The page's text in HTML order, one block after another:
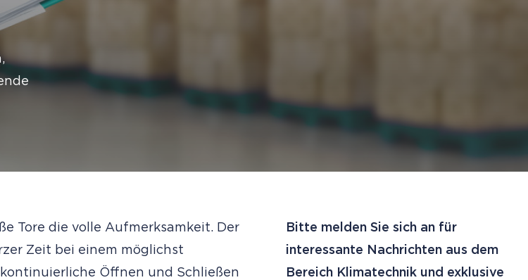
Bitte melden Sie sich an für
interessante Nachrichten aus dem
Bereich Klimatechnik und exklusive
Tore die volle Aufmerksamkeit. Der
Zeit bei einem möglichst
Öffnen und Schließen